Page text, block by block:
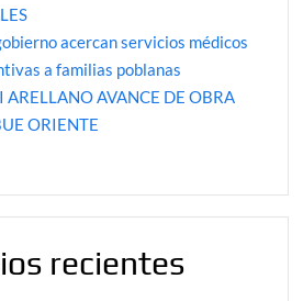
acercan servicios médicos
a familias poblanas
ARELLANO AVANCE DE OBRA
ORIENTE
recientes